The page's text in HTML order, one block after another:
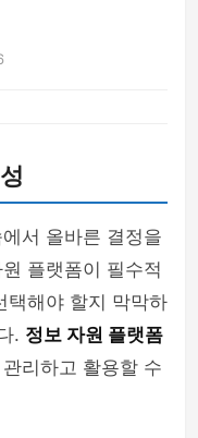
서 올바른 결정을
플랫폼이 필수적
택해야 할지 막막하
. 정보 자원 플랫폼
리하고 활용할 수